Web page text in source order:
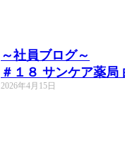
～社員ブログ～
＃１８ サンケア薬局
2026年4月15日